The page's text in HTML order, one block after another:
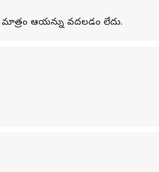
ఆయన్ను వదలడం లేదు.